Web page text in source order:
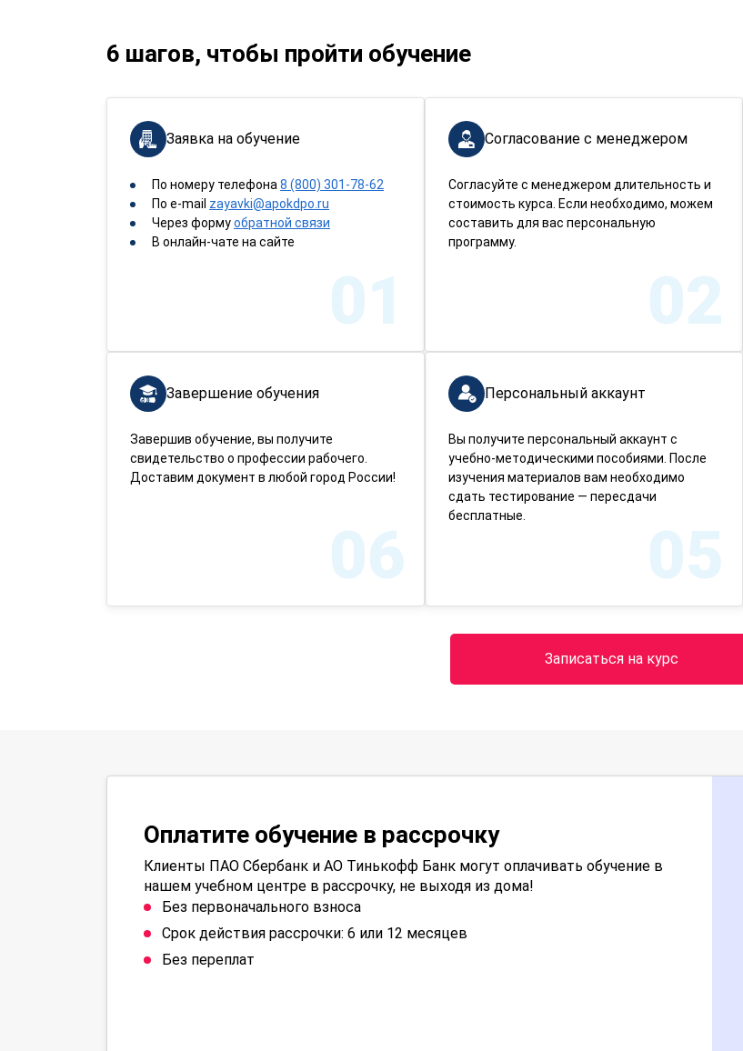
6 шагов, чтобы пройти обучение
Заявка на обучение
По номеру телефона 8 (800) 301-78-62
По e-mail zayavki@apokdpo.ru
Через формуобратной связи
В онлайн-чате на сайте
01
Согласование с менеджером
Согласуйте с менеджером длительность и
стоимость курса. Если необходимо, можем
составить для вас персональную
программу.
02
Персональный аккаунт
Вы получите персональный аккаунт с
учебно-методическими пособиями. После
изучения материалов вам необходимо
сдать тестирование — пересдачи
бесплатные.
05
Завершение обучения
Завершив обучение, вы получите
свидетельство о профессии рабочего.
Доставим документ в любой город России!
06
Записаться на курс
Оплатите обучение в рассрочку
Клиенты ПАО Сбербанк и АО Тинькофф Банк могут оплачивать обучение в
нашем учебном центре в рассрочку, не выходя из дома!
Без первоначального взноса
Срок действия рассрочки: 6 или 12 месяцев
Без переплат